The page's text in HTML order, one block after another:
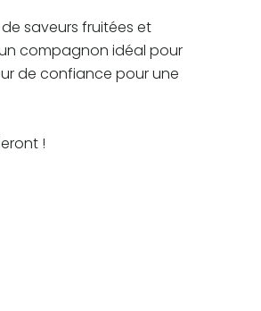
saveurs fruitées et
compagnon idéal pour
de confiance pour une
!